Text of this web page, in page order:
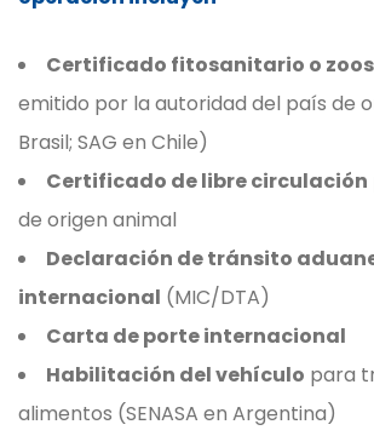
Certificado fitosanitario o
emitido por la autoridad del país de
Brasil; SAG en Chile)
Certificado de libre circulación
de origen animal
Declaración de tránsito
internacional (MIC/DTA)
Carta de porte internacional
Habilitación del vehículo para
alimentos (SENASA en Argentina)